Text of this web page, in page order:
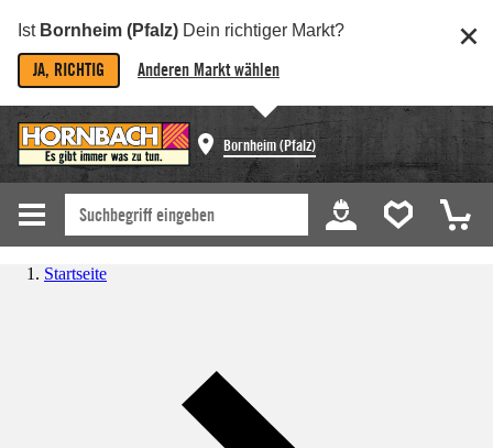
Ist Bornheim (Pfalz) Dein richtiger Markt?
JA, RICHTIG Anderen Markt wählen
Bornheim (Pfalz)
Startseite